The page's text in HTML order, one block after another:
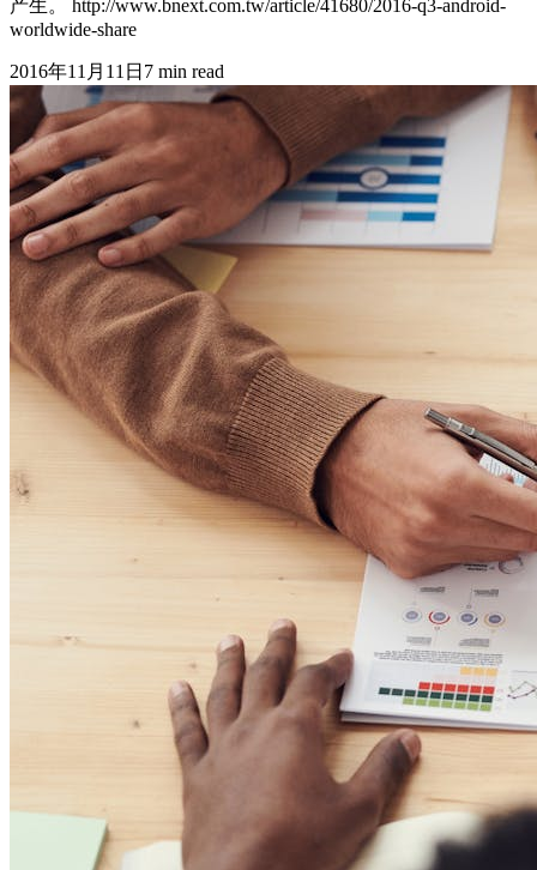
产生。 http://www.bnext.com.tw/article/41680/2016-q3-android-
worldwide-share
2016年11月11日 7 min read